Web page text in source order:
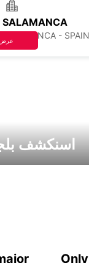
SALAMANCA
SALAMANCA - SPAIN
اسنكشف